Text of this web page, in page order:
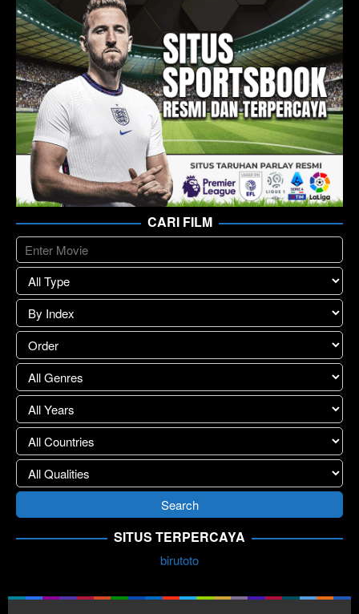
CARI FILM
SITUS TERPERCAYA
birutoto